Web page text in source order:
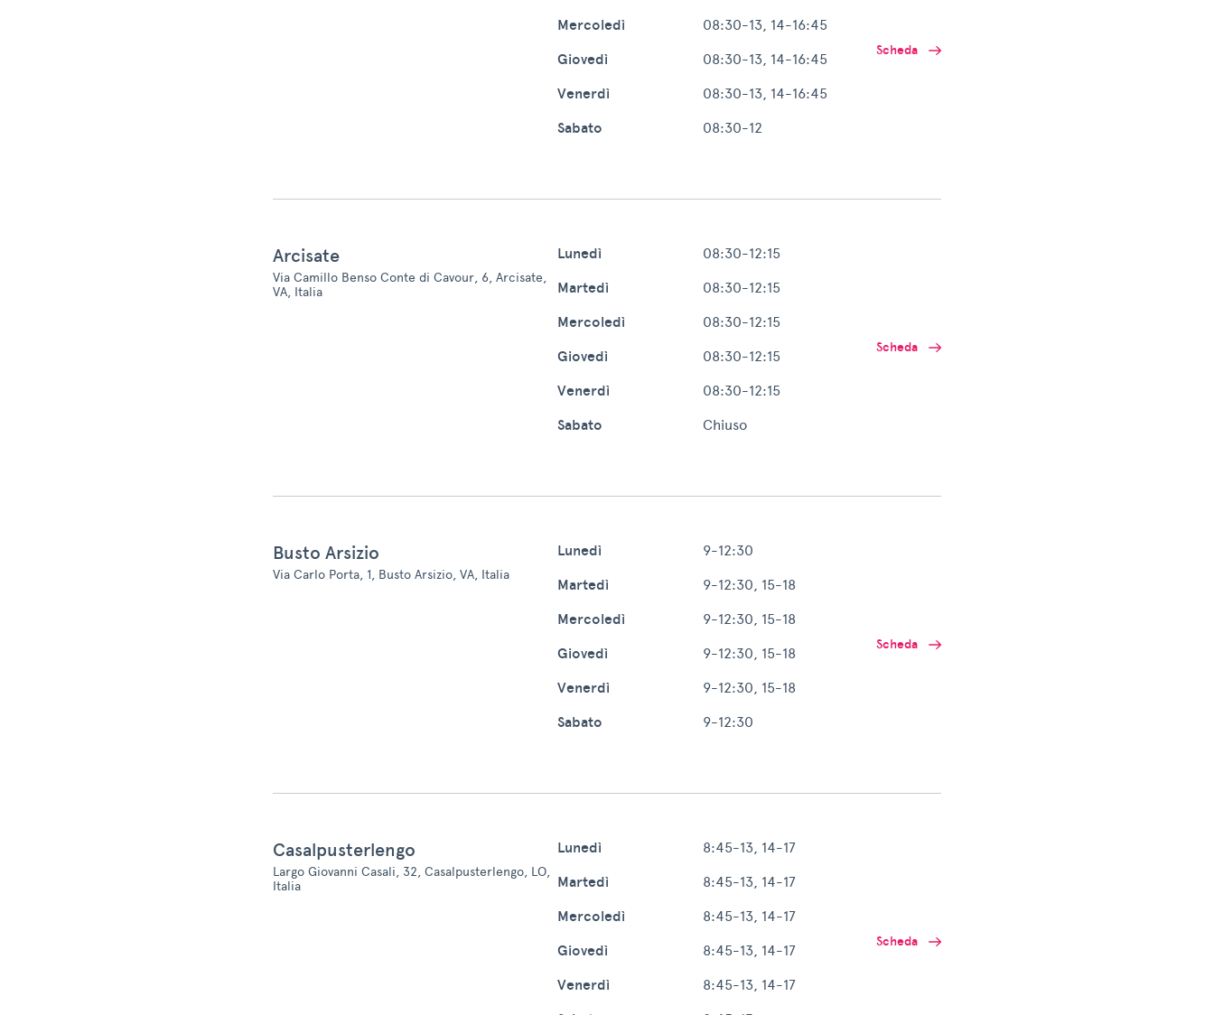
Mercoledì
08:30-13, 14-16:45
Giovedì
08:30-13, 14-16:45
Venerdì
08:30-13, 14-16:45
Sabato
08:30-12
Scheda
Arcisate
Via Camillo Benso Conte di Cavour, 6, Arcisate,
VA, Italia
Lunedì
08:30-12:15
Martedì
08:30-12:15
Mercoledì
08:30-12:15
Giovedì
08:30-12:15
Venerdì
08:30-12:15
Sabato
Chiuso
Scheda
Busto Arsizio
Via Carlo Porta, 1, Busto Arsizio, VA, Italia
Lunedì
9-12:30
Martedì
9-12:30, 15-18
Mercoledì
9-12:30, 15-18
Giovedì
9-12:30, 15-18
Venerdì
9-12:30, 15-18
Sabato
9-12:30
Scheda
Casalpusterlengo
Largo Giovanni Casali, 32, Casalpusterlengo, LO,
Italia
Lunedì
8:45-13, 14-17
Martedì
8:45-13, 14-17
Mercoledì
8:45-13, 14-17
Giovedì
8:45-13, 14-17
Venerdì
8:45-13, 14-17
Scheda